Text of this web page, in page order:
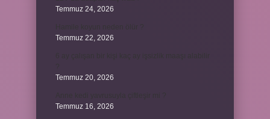
Temmuz 24, 2026
Temmuz 22, 2026
Temmuz 20, 2026
Temmuz 16, 2026